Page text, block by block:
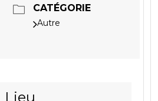
CATÉGORIE
Autre
Lieu